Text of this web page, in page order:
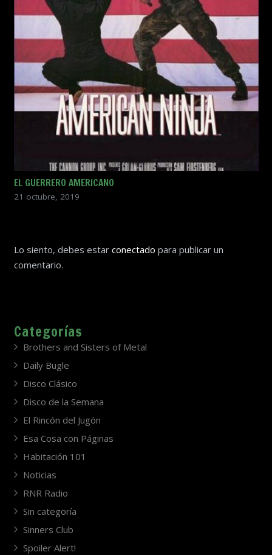
EL GUERRERO AMERICANO
21 octubre, 2019
Lo siento, debes estar conectado para publicar un
comentario.
Categorías
Brothers and Sisters of Metal
Daily Bugle
Disco Clásico
Disco de la Semana
El Rincón del Jugón
Esa Cosa con Páginas
Habitación 101
Noticias
RNR Radio
Sin categoría
Sinners Club
Spoiler Alert!